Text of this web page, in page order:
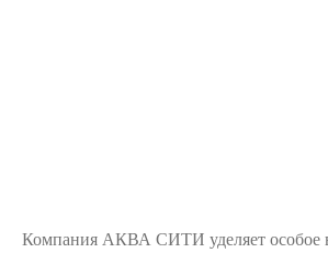
Компания АКВА СИТИ уделяет особое